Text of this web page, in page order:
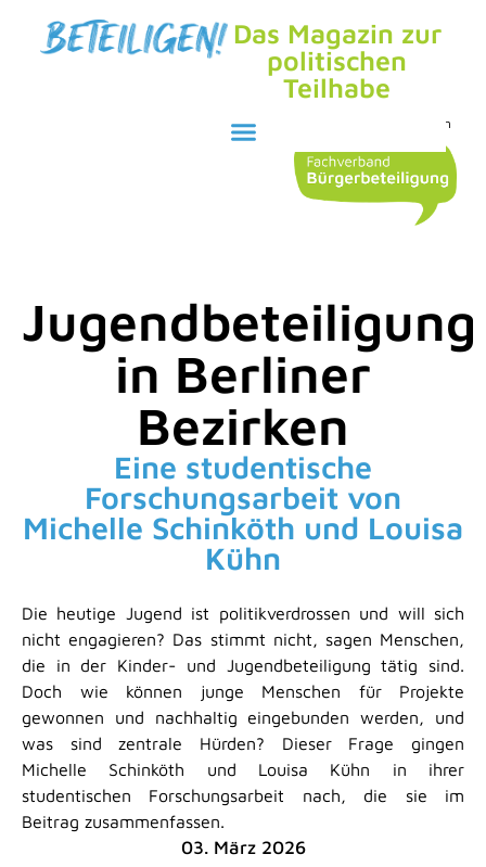
Das Magazin zur
politischen
Teilhabe
Herausgegeben durch den
Jugendbeteiligung
in Berliner
Bezirken
Eine studentische
Forschungsarbeit von
Michelle Schinköth und Louisa
Kühn
Die heutige Jugend ist politikverdrossen und will sich
nicht engagieren? Das stimmt nicht, sagen Menschen,
die in der Kinder- und Jugendbeteiligung tätig sind.
Doch wie können junge Menschen für Projekte
gewonnen und nachhaltig eingebunden werden, und
was sind zentrale Hürden? Dieser Frage gingen
Michelle Schinköth und Louisa Kühn in ihrer
studentischen Forschungsarbeit nach, die sie im
Beitrag zusammenfassen.
03. März 2026